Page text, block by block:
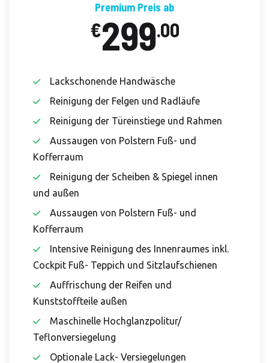
Premium Preis ab
€299.00
Lackschonende Handwäsche
Reinigung der Felgen und Radläufe
Reinigung der Türeinstiege und Rahmen
Aussaugen von Polstern Fuß- und
Kofferraum
Reinigung der Scheiben & Spiegel innen
und außen
Aussaugen von Polstern Fuß- und
Kofferraum
Intensive Reinigung des Innenraumes inkl.
Cockpit Fuß- Teppich und Sitzlaufschienen
Auffrischung der Reifen und
Kunststoffteile außen
Maschinelle Hochglanzpolitur/
Teflonversiegelung
Optionale Lack- Versiegelungen